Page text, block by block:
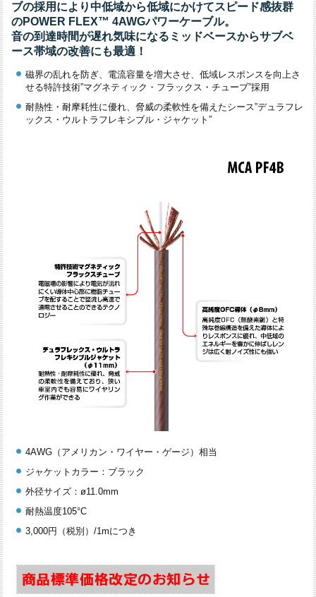
ブの採用により中低域から低域にかけてスピード感抜群
のPOWER FLEX™ 4AWGパワーケーブル。
音の到達時間が遅れ気味になるミッドベースからサブベ
ース帯域の改善にも最適！
磁界の乱れを防ぎ、電流容量を増大させ、低域レスポンスを向上さ
せる特許技術”マグネティック・フラックス・チューブ”採用
耐熱性・耐摩耗性に優れ、脅威の柔軟性を備えたシース”デュラフレ
ックス・ウルトラフレキシブル・ジャケット”
4AWG（アメリカン・ワイヤー・ゲージ）相当
ジャケットカラー：ブラック
外径サイズ：ø11.0mm
耐熱温度105°C
3,000円（税別）/1mにつき